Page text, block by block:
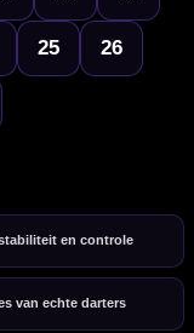
25 26
en controle
van echte darters